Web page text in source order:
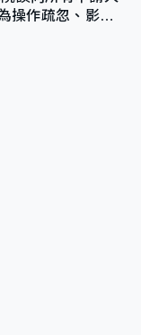
操作疏忽、影響